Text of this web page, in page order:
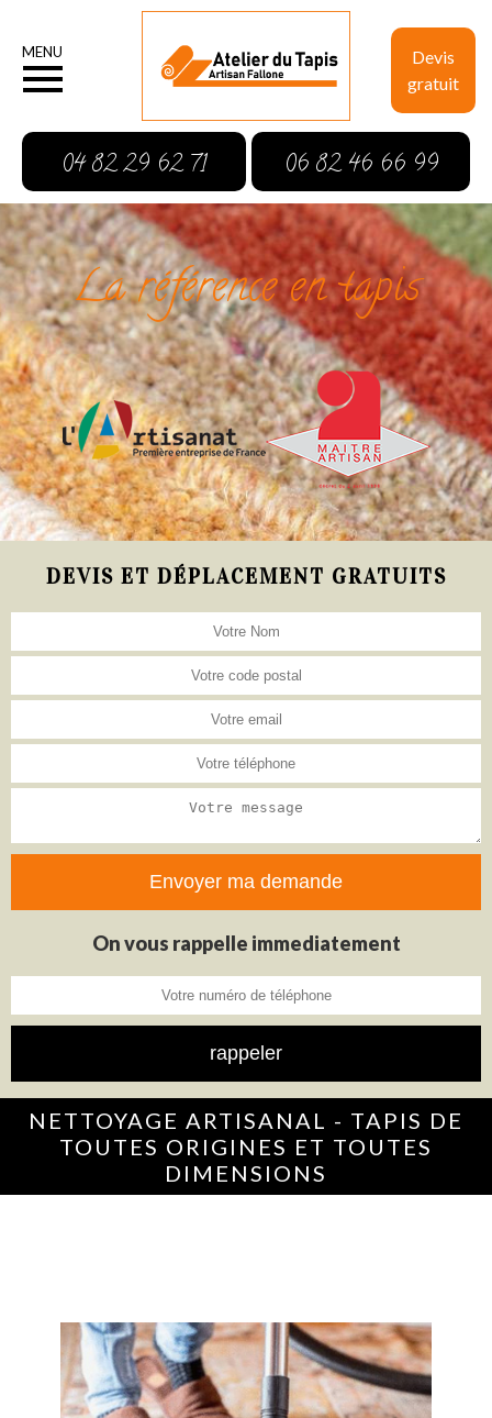
Devis
gratuit
MENU
04 82 29 62 71 06 82 46 66 99
La référence en tapis
DEVIS ET DÉPLACEMENT GRATUITS
On vous rappelle immediatement
NETTOYAGE ARTISANAL - TAPIS DE
TOUTES ORIGINES ET TOUTES
DIMENSIONS